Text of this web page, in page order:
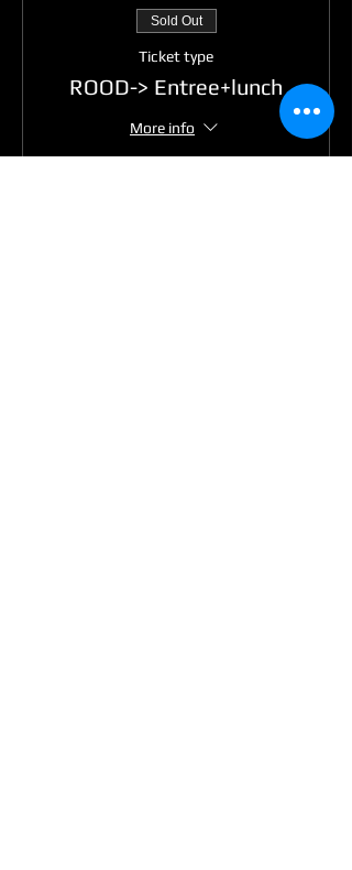
Sold Out
Ticket type
ROOD-> Entree+lunch
More info